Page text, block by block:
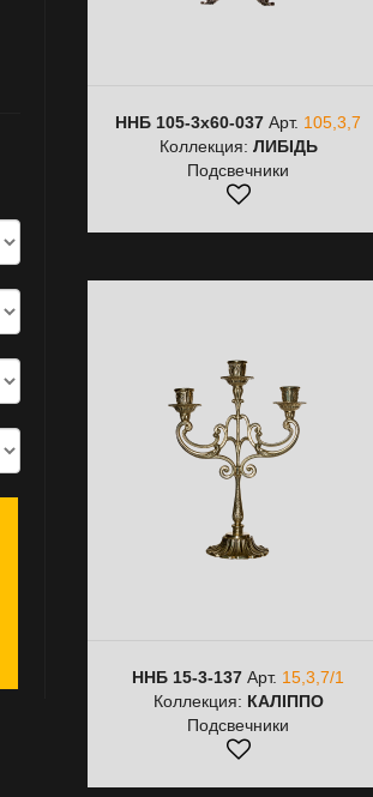
ННБ 105-3х60-037 Арт. 105,3,7
Коллекция: ЛИБІДЬ
Подсвечники
ННБ 15-3-137 Арт. 15,3,7/1
Коллекция: КАЛІППО
Подсвечники